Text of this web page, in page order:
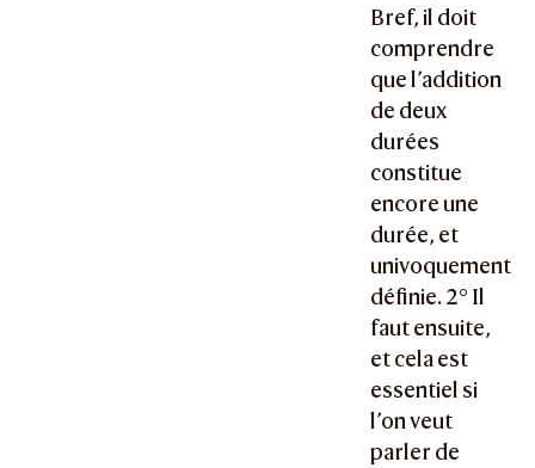
Bref, il doit
comprendre
que l’addition
de deux
durées
constitue
encore une
durée, et
univoquement
définie. 2° Il
faut ensuite,
et cela est
essentiel si
l’on veut
parler de